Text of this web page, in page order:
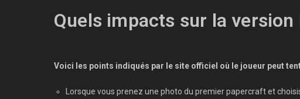
Quels impacts sur la version
Voici les points indiqués par le site officiel où le joueur peut
Lorsque vous prenez une photo du premier papercraft et